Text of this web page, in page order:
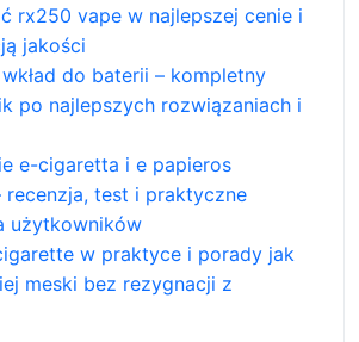
rx250 vape w najlepszej cenie i
jakości
do baterii – kompletny
po najlepszych rozwiązaniach i
e-cigaretta i e papieros
recenzja, test i praktyczne
użytkowników
w praktyce i porady jak
meski bez rezygnacji z